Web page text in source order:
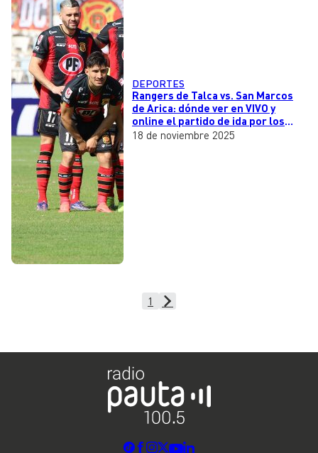
DEPORTES
Rangers de Talca vs. San Marcos
de Arica: dónde ver en VIVO y
online el partido de ida por los
cuartos de final de Liguilla del
18 de noviembre 2025
1